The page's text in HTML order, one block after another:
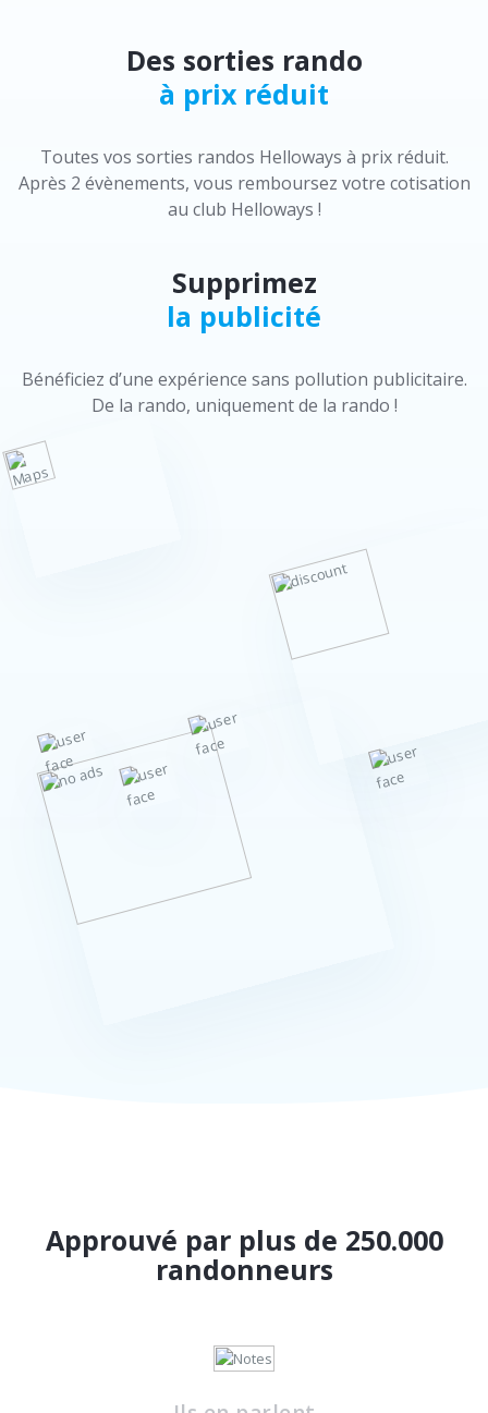
Des sorties rando
à prix réduit
Toutes vos sorties randos Helloways à prix réduit.
Après 2 évènements, vous remboursez votre cotisation
au club Helloways !
Supprimez
la publicité
Bénéficiez d’une expérience sans pollution publicitaire.
De la rando, uniquement de la rando !
Approuvé par plus de 250.000
randonneurs